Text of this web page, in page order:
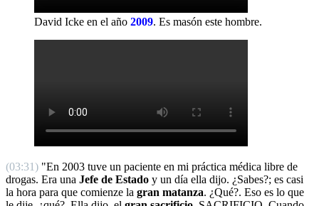
David Icke en el año 2009. Es masón este hombre.
(03:31) "En 2003 tuve un paciente en mi práctica médica libre de
drogas. Era una Jefe de Estado y un día ella dijo. ¿Sabes?; es casi
la hora para que comienze la gran matanza. ¿Qué?. Eso es lo que